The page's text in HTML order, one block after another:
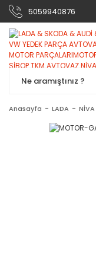
5059940876
Anasayfa LADA NİVA